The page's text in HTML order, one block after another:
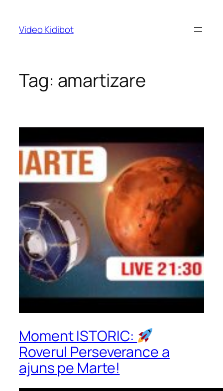
content
Video Kidibot
Tag: amartizare
Moment ISTORIC:
Roverul Perseverance a
ajuns pe Marte!